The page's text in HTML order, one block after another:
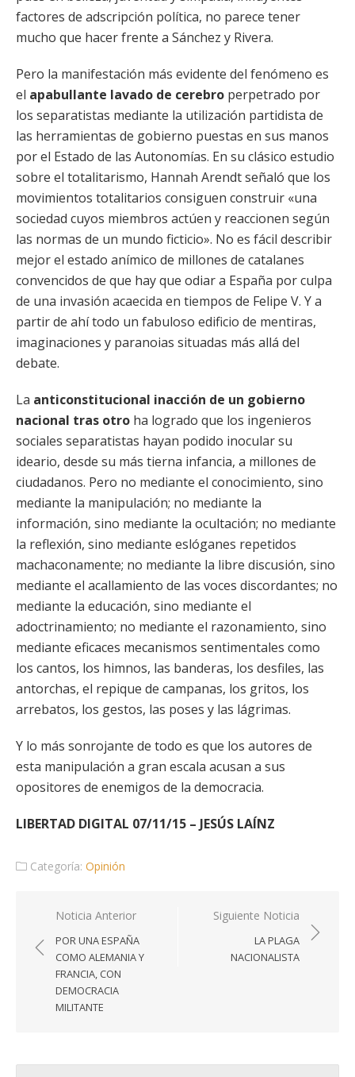
factores de adscripción política, no parece tener
mucho que hacer frente a Sánchez y Rivera.
Pero la manifestación más evidente del fenómeno es
el apabullante lavado de cerebro perpetrado por
los separatistas mediante la utilización partidista de
las herramientas de gobierno puestas en sus manos
por el Estado de las Autonomías. En su clásico estudio
sobre el totalitarismo, Hannah Arendt señaló que los
movimientos totalitarios consiguen construir «una
sociedad cuyos miembros actúen y reaccionen según
las normas de un mundo ficticio». No es fácil describir
mejor el estado anímico de millones de catalanes
convencidos de que hay que odiar a España por culpa
de una invasión acaecida en tiempos de Felipe V. Y a
partir de ahí todo un fabuloso edificio de mentiras,
imaginaciones y paranoias situadas más allá del
debate.
La anticonstitucional inacción de un gobierno
nacional tras otro ha logrado que los ingenieros
sociales separatistas hayan podido inocular su
ideario, desde su más tierna infancia, a millones de
ciudadanos. Pero no mediante el conocimiento, sino
mediante la manipulación; no mediante la
información, sino mediante la ocultación; no mediante
la reflexión, sino mediante eslóganes repetidos
machaconamente; no mediante la libre discusión, sino
mediante el acallamiento de las voces discordantes; no
mediante la educación, sino mediante el
adoctrinamiento; no mediante el razonamiento, sino
mediante eficaces mecanismos sentimentales como
los cantos, los himnos, las banderas, los desfiles, las
antorchas, el repique de campanas, los gritos, los
arrebatos, los gestos, las poses y las lágrimas.
Y lo más sonrojante de todo es que los autores de
esta manipulación a gran escala acusan a sus
opositores de enemigos de la democracia.
LIBERTAD DIGITAL 07/11/15 – JESÚS LAÍNZ
Categoría: Opinión
Navegación
de
entradas
Noticia Anterior
POR UNA ESPAÑA
COMO ALEMANIA Y
FRANCIA, CON
DEMOCRACIA
MILITANTE
Siguiente Noticia
LA PLAGA
NACIONALISTA